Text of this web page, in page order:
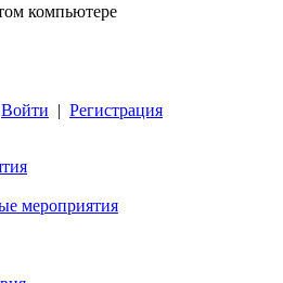
компьютере
Войти | Регистрация
мероприятия